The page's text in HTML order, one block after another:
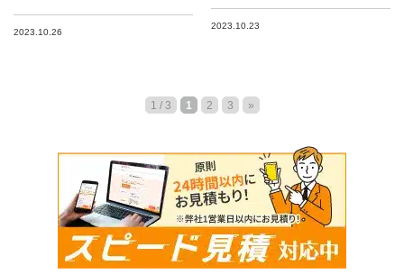
2023.10.26
2023.10.23
1 / 3 1 2 3 »